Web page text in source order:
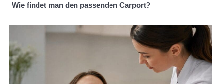
Wie findet man den passenden Carport?